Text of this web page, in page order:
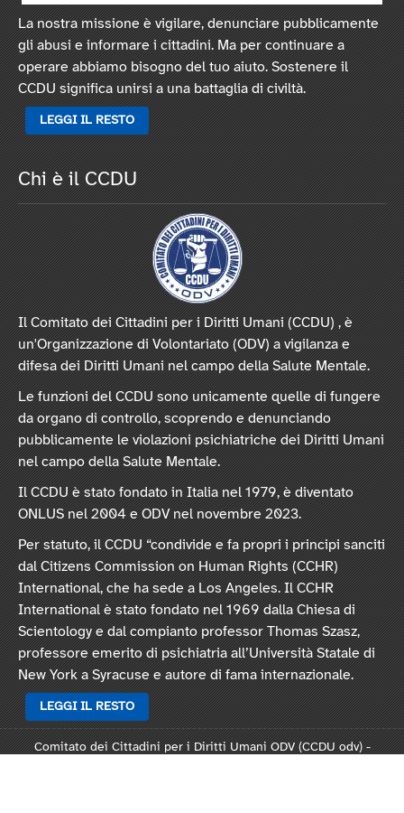
La nostra missione è vigilare, denunciare pubblicamente
gli abusi e informare i cittadini. Ma per continuare a
operare abbiamo bisogno del tuo aiuto. Sostenere il
CCDU significa unirsi a una battaglia di civiltà.
LEGGI IL RESTO
Chi è il CCDU
Il Comitato dei Cittadini per i Diritti Umani (CCDU) , è
un'Organizzazione di Volontariato (ODV) a vigilanza e
difesa dei Diritti Umani nel campo della Salute Mentale.
Le funzioni del CCDU sono unicamente quelle di fungere
da organo di controllo, scoprendo e denunciando
pubblicamente le violazioni psichiatriche dei Diritti Umani
nel campo della Salute Mentale.
Il CCDU è stato fondato in Italia nel 1979, è diventato
ONLUS nel 2004 e ODV nel novembre 2023.
Per statuto, il CCDU “condivide e fa propri i principi sanciti
dal Citizens Commission on Human Rights (CCHR)
International, che ha sede a Los Angeles. Il CCHR
International è stato fondato nel 1969 dalla Chiesa di
Scientology e dal compianto professor Thomas Szasz,
professore emerito di psichiatria all’Università Statale di
New York a Syracuse e autore di fama internazionale.
LEGGI IL RESTO
Comitato dei Cittadini per i Diritti Umani ODV (CCDU odv) -